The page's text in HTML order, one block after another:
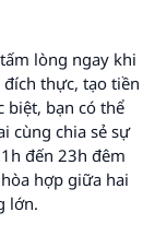
lòng ngay khi
thực, tạo tiền
biệt, bạn có thể
cùng chia sẻ sự
đến 23h đêm
hợp giữa hai
lớn.